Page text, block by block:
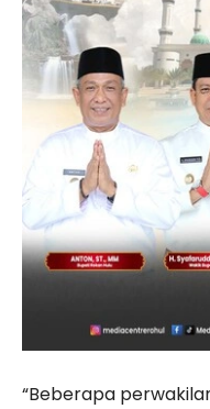
“Beberapa